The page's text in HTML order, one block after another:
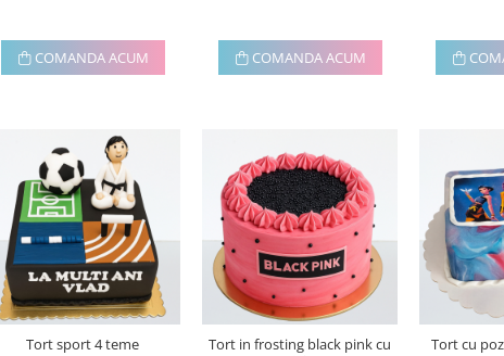
COMANDA ACUM COMANDA ACUM
Tort sport 4 teme
Tort in frosting black pink cu
Tort cu